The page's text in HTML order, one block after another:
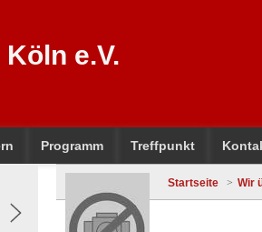
e.V.
Programm Treffpunkt
Startseite Wir